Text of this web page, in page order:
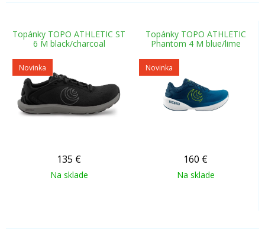
Topánky TOPO ATHLETIC ST
6 M black/charcoal
Novinka
135 €
Na sklade
Topánky TOPO ATHLETIC
Phantom 4 M blue/lime
Novinka
160 €
Na sklade